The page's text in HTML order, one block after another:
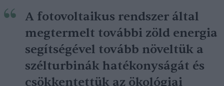
A fotovoltaikus rendszer által
megtermelt további zöld energia
segítségével tovább növeltük a
szélturbinák hatékonyságát és
csökkentettük az ökológiai